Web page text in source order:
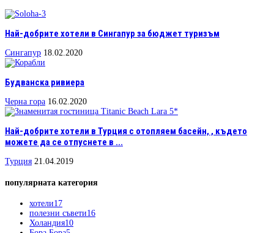
Най-добрите хотели в Сингапур за бюджет туризъм
Сингапур 18.02.2020
Будванска ривиера
Черна гора 16.02.2020
Най-добрите хотели в Турция с отопляем басейн, , където
можете да се отпуснете в ...
Турция 21.04.2019
популярната категория
хотели17
полезни съвети16
Холандия10